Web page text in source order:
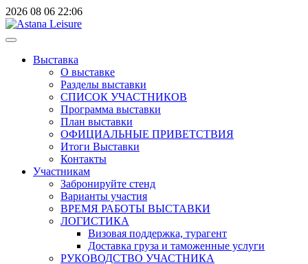
2026 08 06 22:06
Выставка
О выставке
Разделы выставки
СПИСОК УЧАСТНИКОВ
Программа выставки
План выставки
ОФИЦИАЛЬНЫЕ ПРИВЕТСТВИЯ
Итоги Выставки
Контакты
Участникам
Забронируйте стенд
Варианты участия
ВРЕМЯ РАБОТЫ ВЫСТАВКИ
ЛОГИСТИКА
Визовая поддержка, турагент
Доставка груза и таможенные услуги
РУКОВОДСТВО УЧАСТНИКА